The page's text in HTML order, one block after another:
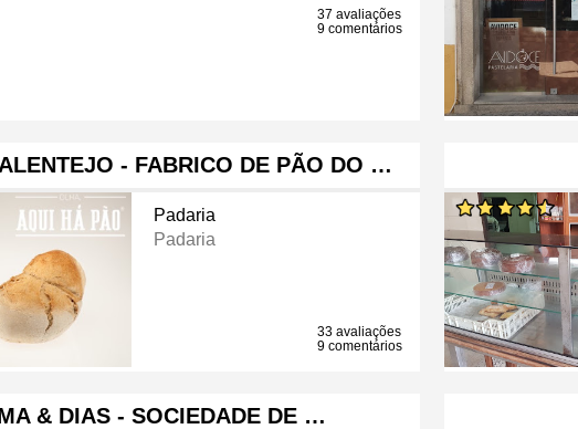
37 avaliações
9 comentários
- FABRICO DE PÃO DO …
Padaria
Padaria
33 avaliações
9 comentários
& DIAS - SOCIEDADE DE …